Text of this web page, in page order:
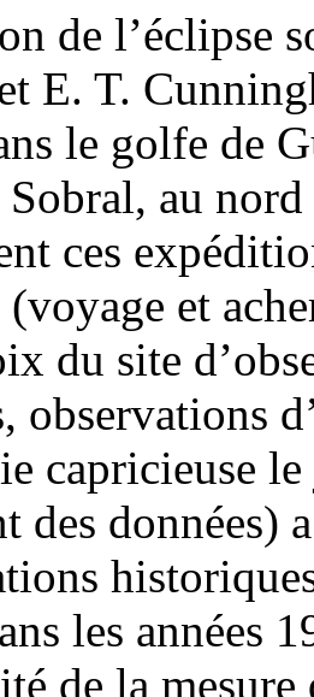
de l’éclipse
E. T.
le golfe de
au
ces
(voyage et
du site
observations
capricieuse
des données)
les années
de la mesure